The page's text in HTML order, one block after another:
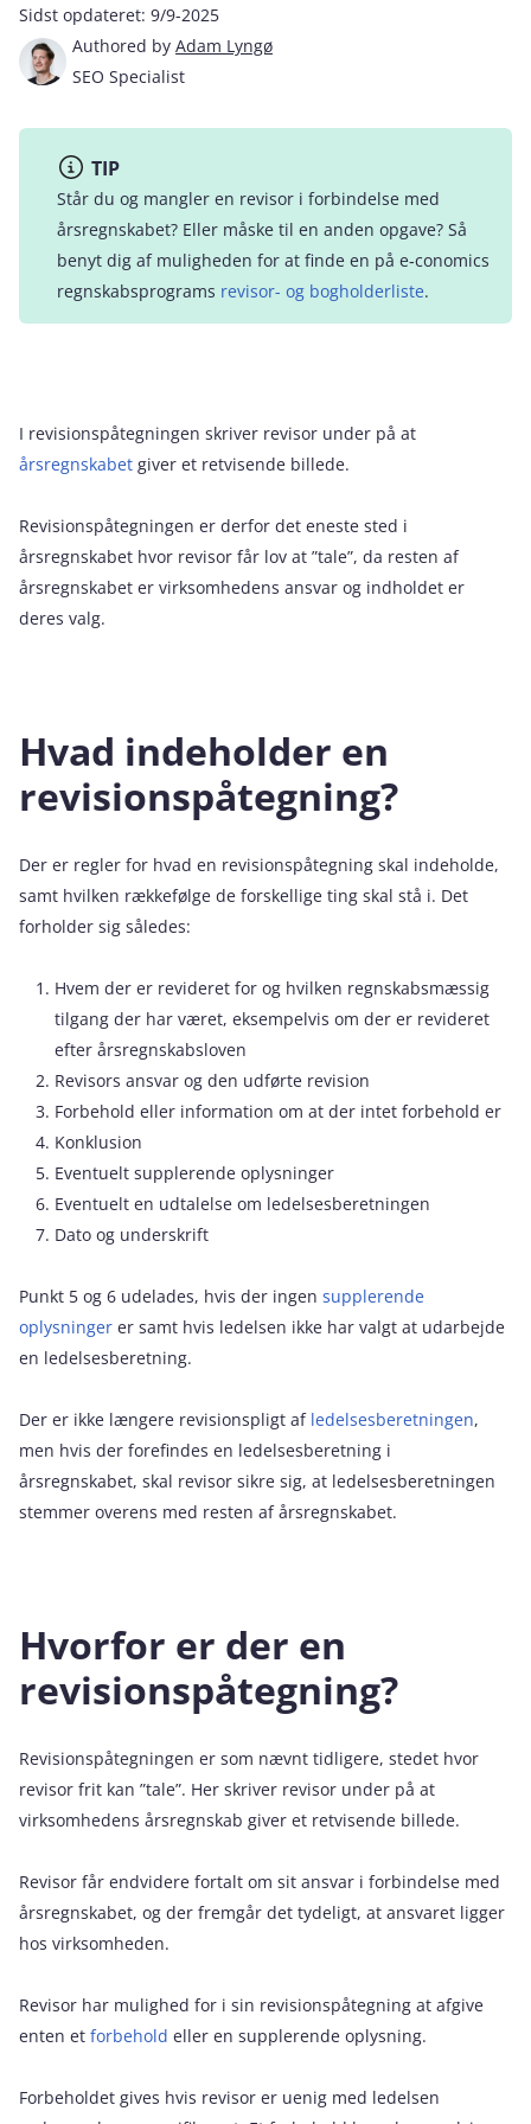
Sidst opdateret: 9/9-2025
Authored by Adam Lyngø
SEO Specialist
TIP
Står du og mangler en revisor i forbindelse med
årsregnskabet? Eller måske til en anden opgave? Så
benyt dig af muligheden for at finde en på e‑conomics
regnskabsprograms revisor- og bogholderliste.
I revisionspåtegningen skriver revisor under på at
årsregnskabet giver et retvisende billede.
Revisionspåtegningen er derfor det eneste sted i
årsregnskabet hvor revisor får lov at ”tale”, da resten af
årsregnskabet er virksomhedens ansvar og indholdet er
deres valg.
Hvad indeholder en
revisionspåtegning?
Der er regler for hvad en revisionspåtegning skal indeholde,
samt hvilken rækkefølge de forskellige ting skal stå i. Det
forholder sig således:
Hvem der er revideret for og hvilken regnskabsmæssig
tilgang der har været, eksempelvis om der er revideret
efter årsregnskabsloven
Revisors ansvar og den udførte revision
Forbehold eller information om at der intet forbehold er
Konklusion
Eventuelt supplerende oplysninger
Eventuelt en udtalelse om ledelsesberetningen
Dato og underskrift
Punkt 5 og 6 udelades, hvis der ingen supplerende
oplysninger er samt hvis ledelsen ikke har valgt at udarbejde
en ledelsesberetning.
Der er ikke længere revisionspligt af ledelsesberetningen,
men hvis der forefindes en ledelsesberetning i
årsregnskabet, skal revisor sikre sig, at ledelsesberetningen
stemmer overens med resten af årsregnskabet.
Hvorfor er der en
revisionspåtegning?
Revisionspåtegningen er som nævnt tidligere, stedet hvor
revisor frit kan ”tale”. Her skriver revisor under på at
virksomhedens årsregnskab giver et retvisende billede.
Revisor får endvidere fortalt om sit ansvar i forbindelse med
årsregnskabet, og der fremgår det tydeligt, at ansvaret ligger
hos virksomheden.
Revisor har mulighed for i sin revisionspåtegning at afgive
enten et forbehold eller en supplerende oplysning.
Forbeholdet gives hvis revisor er uenig med ledelsen